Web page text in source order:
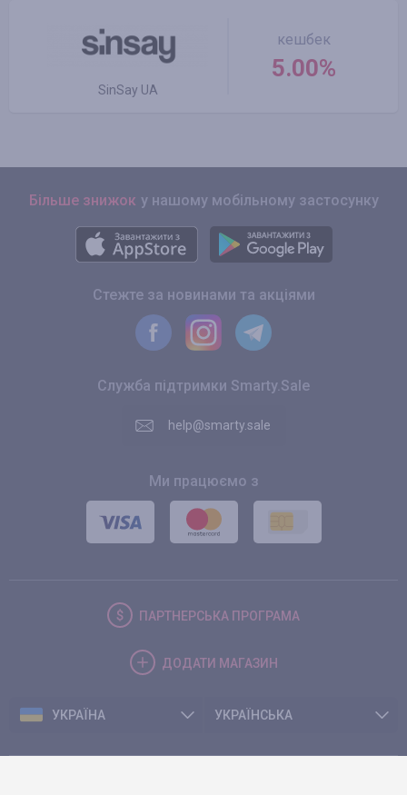
SinSay UA
кешбек
5.00%
Більше знижок у нашому мобільному застосунку
Стежте за новинами та акціями
Служба підтримки Smarty.Sale
help@smarty.sale
Ми працюємо з
ПАРТНЕРСЬКА ПРОГРАМА
ДОДАТИ МАГАЗИН
УКРАЇНА УКРАЇНСЬКА